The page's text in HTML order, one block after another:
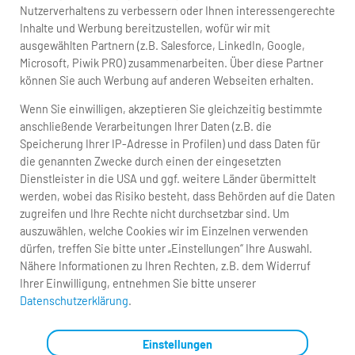
Nutzerverhaltens zu verbessern oder Ihnen interessengerechte
Inhalte und Werbung bereitzustellen, wofür wir mit
ausgewählten Partnern (z.B. Salesforce, LinkedIn, Google,
Microsoft, Piwik PRO) zusammenarbeiten. Über diese Partner
können Sie auch Werbung auf anderen Webseiten erhalten.
Wenn Sie einwilligen, akzeptieren Sie gleichzeitig bestimmte
anschließende Verarbeitungen Ihrer Daten (z.B. die
Speicherung Ihrer IP-Adresse in Profilen) und dass Daten für
die genannten Zwecke durch einen der eingesetzten
Dienstleister in die USA und ggf. weitere Länder übermittelt
werden, wobei das Risiko besteht, dass Behörden auf die Daten
zugreifen und Ihre Rechte nicht durchsetzbar sind. Um
auszuwählen, welche Cookies wir im Einzelnen verwenden
dürfen, treffen Sie bitte unter „Einstellungen“ Ihre Auswahl.
Nähere Informationen zu Ihren Rechten, z.B. dem Widerruf
Ihrer Einwilligung, entnehmen Sie bitte unserer
Datenschutzerklärung.
Einstellungen